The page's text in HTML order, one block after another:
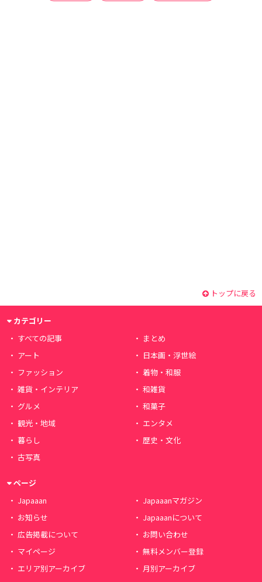
トップに戻る
カテゴリー
すべての記事
まとめ
アート
日本画・浮世絵
ファッション
着物・和服
雑貨・インテリア
和雑貨
グルメ
和菓子
観光・地域
エンタメ
暮らし
歴史・文化
古写真
ページ
Japaaan
Japaaanマガジン
お知らせ
Japaaanについて
広告掲載について
お問い合わせ
マイページ
無料メンバー登録
エリア別アーカイブ
月別アーカイブ